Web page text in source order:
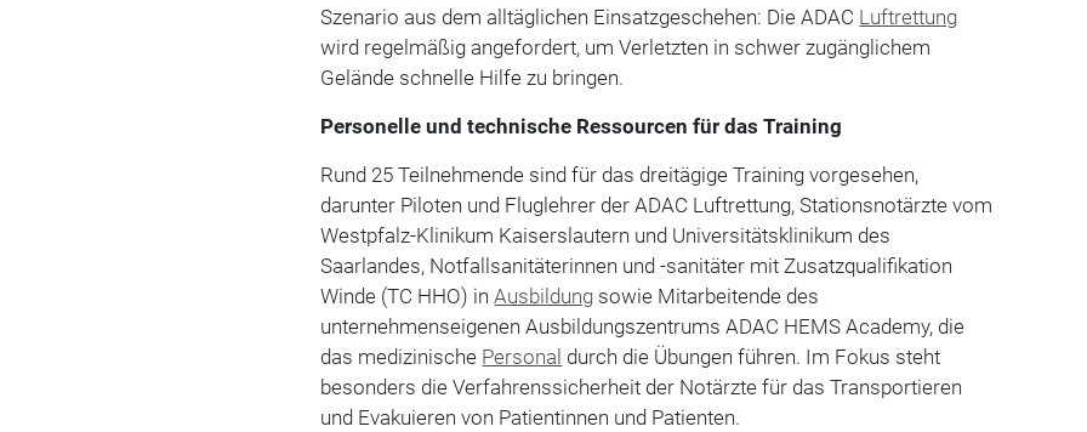
Szenario aus dem alltäglichen Einsatzgeschehen: Die ADAC Luftrettung
wird regelmäßig angefordert, um Verletzten in schwer zugänglichem
Gelände schnelle Hilfe zu bringen.
Personelle und technische Ressourcen für das Training
Rund 25 Teilnehmende sind für das dreitägige Training vorgesehen,
darunter Piloten und Fluglehrer der ADAC Luftrettung, Stationsnotärzte vom
Westpfalz-Klinikum Kaiserslautern und Universitätsklinikum des
Saarlandes, Notfallsanitäterinnen und -sanitäter mit Zusatzqualifikation
Winde (TC HHO) inAusbildung sowie Mitarbeitende des
unternehmenseigenen Ausbildungszentrums ADAC HEMS Academy, die
das medizinische Personal durch die Übungen führen. Im Fokus steht
besonders die Verfahrenssicherheit der Notärzte für das Transportieren
und Evakuieren von Patientinnen und Patienten.